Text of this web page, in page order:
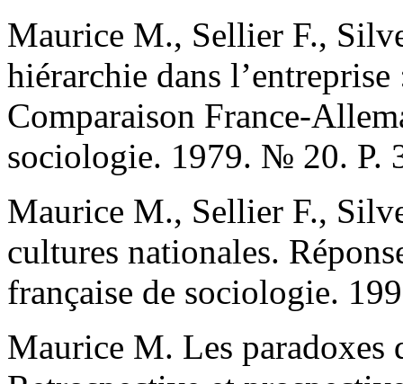
Maurice M., Sellier F.,
hiérarchie dans
Comparaison France-
sociologie. 1979. № 20. P.
Maurice M., Sellier F.,
cultures nationales.
française de sociologie.
Maurice M. Les paradoxes